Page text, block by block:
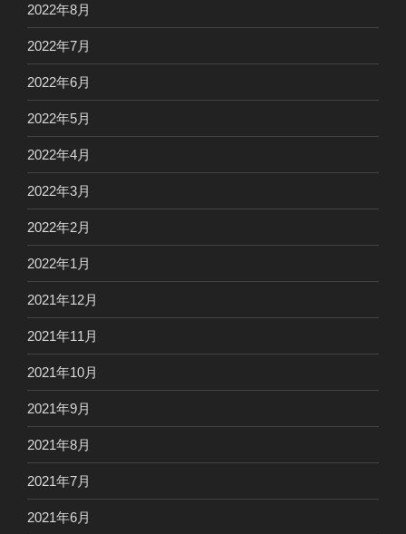
2022年8月
2022年7月
2022年6月
2022年5月
2022年4月
2022年3月
2022年2月
2022年1月
2021年12月
2021年11月
2021年10月
2021年9月
2021年8月
2021年7月
2021年6月